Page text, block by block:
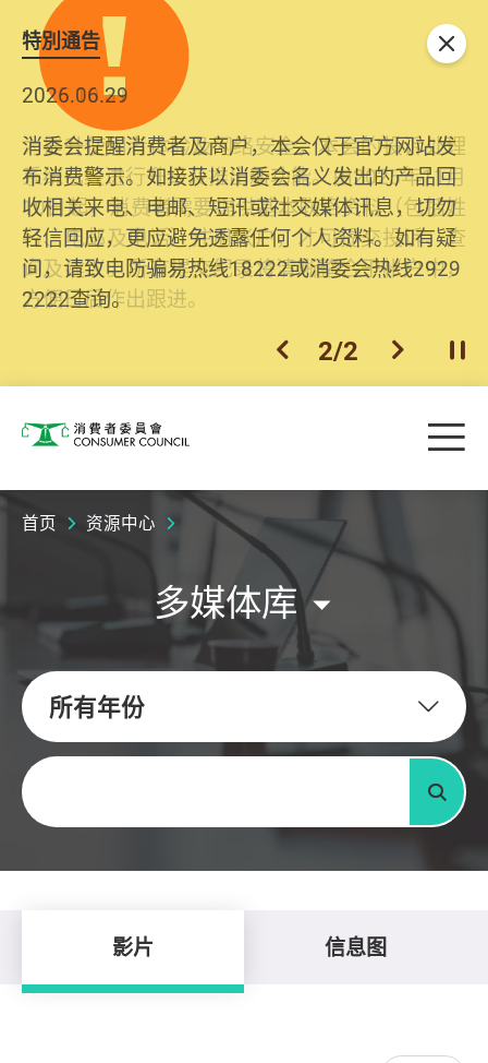
特別通告
2026.06.29
消委会提醒消费者及商户，本会仅于官方网站发
布消费警示。如接获以消委会名义发出的产品回
收相关来电、电邮、短讯或社交媒体讯息，切勿
轻信回应，更应避免透露任何个人资料。如有疑
问，请致电防骗易热线18222或消委会热线2929
2222查询。
2025.10.31
为提升使用者体验及网络安全，本会的投诉处理
系统已经进行升级及推出新功能。由2025年11月
10日起，消费者需要提供基本联络资料（包括姓
名、电邮及电话）注册帐户，才可提交投诉、查
询及建议。所有提交纪录将清晰整合于帐户中，
方便日后作出跟进。
上一个
2/2 下一个开
关闭
消费者委员会 目
首页 资源中心
多媒体库
所有年份
关键字
搜寻
影片 信息图